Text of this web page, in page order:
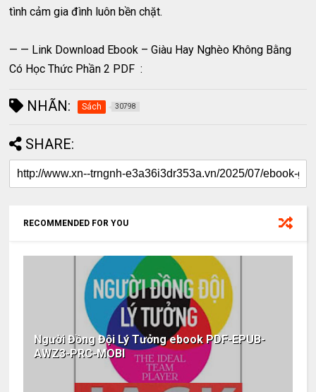
tình cảm gia đình luôn bền chặt.
— — Link Download Ebook – Giàu Hay Nghèo Không Bằng
Có Học Thức Phần 2 PDF :
NHÃN: Sách 30798
SHARE:
RECOMMENDED FOR YOU
Người Đồng Đội Lý Tưởng ebook PDF-EPUB-
AWZ3-PRC-MOBI